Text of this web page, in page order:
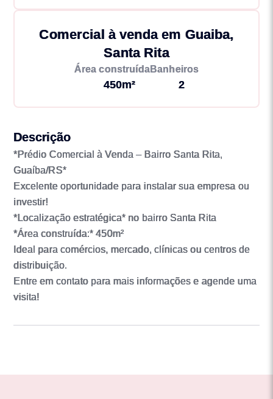
Comercial à venda em Guaiba,
Santa Rita
Área construída
450m²
Banheiros
2
Descrição
*Prédio Comercial à Venda – Bairro Santa Rita,
Guaíba/RS*
Excelente oportunidade para instalar sua empresa ou
investir!
*Localização estratégica* no bairro Santa Rita
*Área construída:* 450m²
Ideal para comércios, mercado, clínicas ou centros de
distribuição.
Entre em contato para mais informações e agende uma
visita!